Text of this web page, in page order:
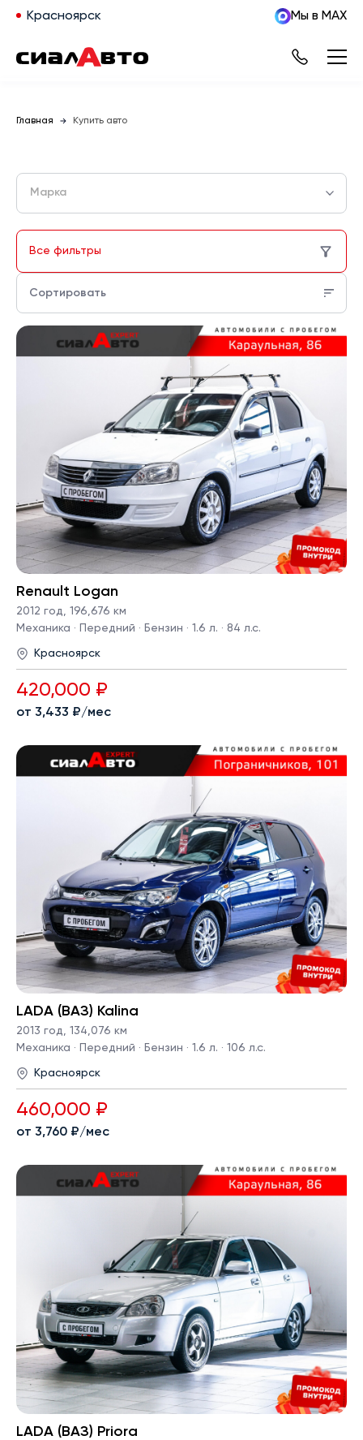
Красноярск Мы в MAX
Главная Купить авто
Марка
Все фильтры
Сортировать
Renault Logan
2012 год, 196,676 км
Механика · Передний · Бензин · 1.6 л. · 84 л.с.
Красноярск
420,000 ₽
от 3,433 ₽/мес
LADA (ВАЗ) Kalina
2013 год, 134,076 км
Механика · Передний · Бензин · 1.6 л. · 106 л.с.
Красноярск
460,000 ₽
от 3,760 ₽/мес
LADA (ВАЗ) Priora